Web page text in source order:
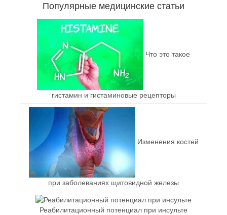
Популярные медицинские статьи
Что это такое
гистамин и гистаминовые рецепторы
Изменения костей
при заболеваниях щитовидной железы
Реабилитационный потенциал при инсульте